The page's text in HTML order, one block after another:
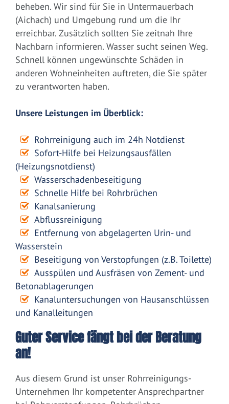
beheben. Wir sind für Sie in Untermauerbach
(Aichach) und Umgebung rund um die Ihr
erreichbar. Zusätzlich sollten Sie zeitnah Ihre
Nachbarn informieren. Wasser sucht seinen Weg.
Schnell können ungewünschte Schäden in
anderen Wohneinheiten auftreten, die Sie später
zu verantworten haben.
Unsere Leistungen im Überblick:
Rohrreinigung auch im 24h Notdienst
Sofort-Hilfe bei Heizungsausfällen
(Heizungsnotdienst)
Wasserschadenbeseitigung
Schnelle Hilfe bei Rohrbrüchen
Kanalsanierung
Abflussreinigung
Entfernung von abgelagerten Urin- und
Wasserstein
Beseitigung von Verstopfungen (z.B. Toilette)
Ausspülen und Ausfräsen von Zement- und
Betonablagerungen
Kanaluntersuchungen von Hausanschlüssen
und Kanalleitungen
Guter Service fängt bei der Beratung
an!
Aus diesem Grund ist unser Rohrreinigungs-
Unternehmen Ihr kompetenter Ansprechpartner